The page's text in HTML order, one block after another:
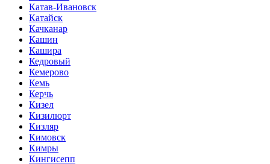
Катав-Ивановск
Катайск
Качканар
Кашин
Кашира
Кедровый
Кемерово
Кемь
Керчь
Кизел
Кизилюрт
Кизляр
Кимовск
Кимры
Кингисепп